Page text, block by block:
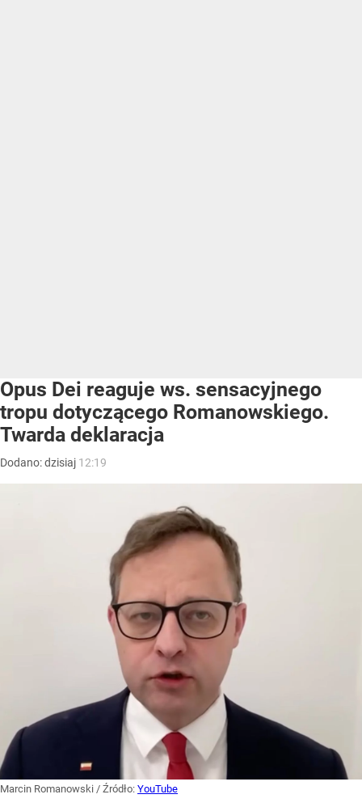
Opus Dei reaguje ws. sensacyjnego
tropu dotyczącego Romanowskiego.
Twarda deklaracja
Dodano:dzisiaj 12:19
Marcin Romanowski / Źródło: YouTube